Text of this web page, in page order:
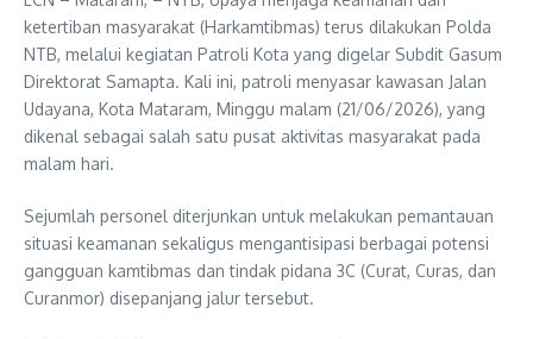
ketertiban masyarakat (Harkamtibmas) terus dilakukan Polda
NTB, melalui kegiatan Patroli Kota yang digelar Subdit Gasum
Direktorat Samapta. Kali ini, patroli menyasar kawasan Jalan
Udayana, Kota Mataram, Minggu malam (21/06/2026), yang
dikenal sebagai salah satu pusat aktivitas masyarakat pada
malam hari.
Sejumlah personel diterjunkan untuk melakukan pemantauan
situasi keamanan sekaligus mengantisipasi berbagai potensi
gangguan kamtibmas dan tindak pidana 3C (Curat, Curas, dan
Curanmor) disepanjang jalur tersebut.